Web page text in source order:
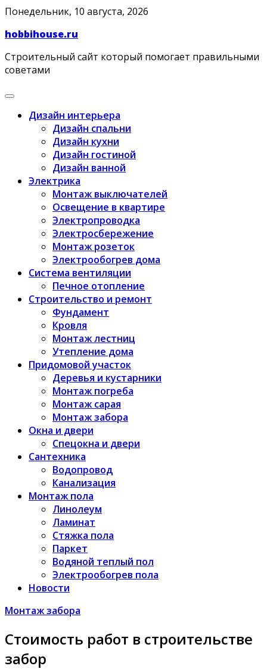
Skip
content
Понедельник, 10 августа, 2026
hobbihouse.ru
Строительный сайт который помогает правильными
советами
Дизайн интерьера
Дизайн спальни
Дизайн кухни
Дизайн гостиной
Дизайн ванной
Электрика
Монтаж выключателей
Освещение в квартире
Электропроводка
Электросбережение
Монтаж розеток
Электрообогрев дома
Система вентиляции
Печное отопление
Строительство и ремонт
Фундамент
Кровля
Монтаж лестниц
Утепление дома
Придомовой участок
Деревья и кустарники
Монтаж погреба
Монтаж сарая
Монтаж забора
Окна и двери
Спецокна и двери
Сантехника
Водопровод
Канализация
Монтаж пола
Линолеум
Ламинат
Стяжка пола
Паркет
Водяной теплый пол
Электрообогрев пола
Новости
Монтаж забора
Стоимость работ в строительстве
забор